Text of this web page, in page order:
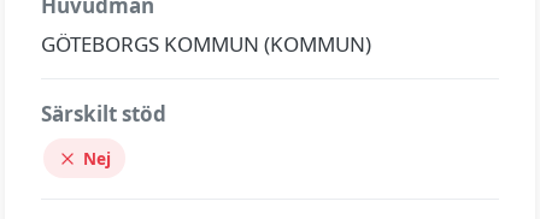
GÖTEBORGS KOMMUN (KOMMUN)
Särskilt stöd
Nej